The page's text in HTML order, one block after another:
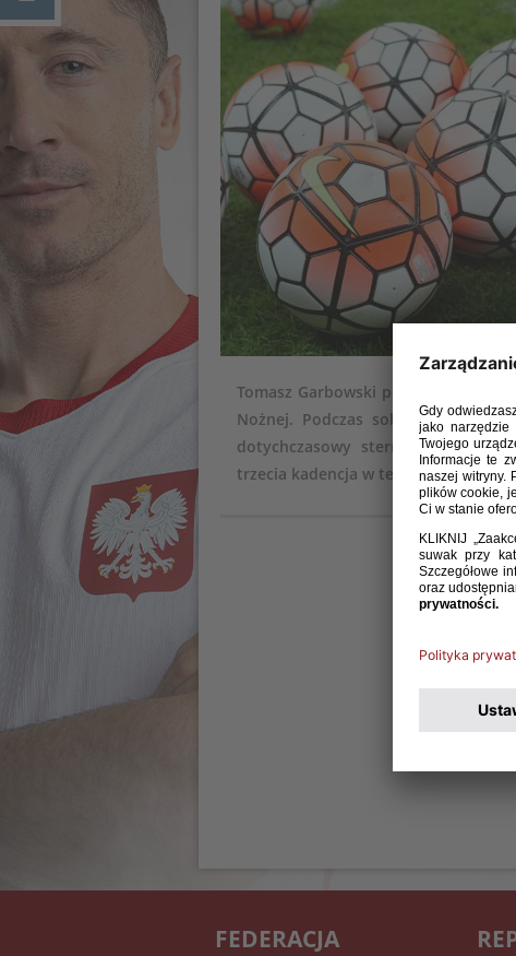
Tomasz Garbowski po raz kolejny
Nożnej. Podczas sobotniego
dotychczasowy sternik otrzymał
trzecia kadencja w tej roli –
FEDERACJA